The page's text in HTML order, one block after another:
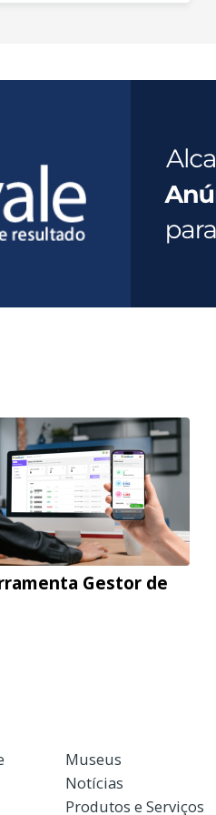
Gestor de
Museus
Notícias
Produtos e Serviços